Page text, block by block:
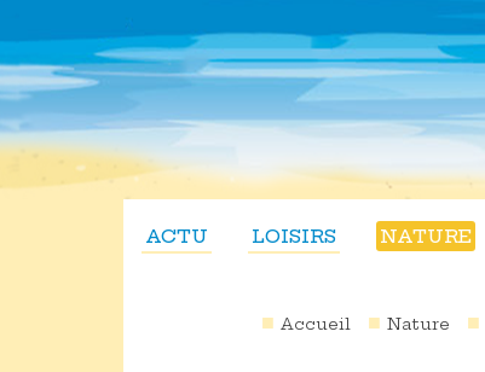
ACTU LOISIRS NATURE
Accueil Nature